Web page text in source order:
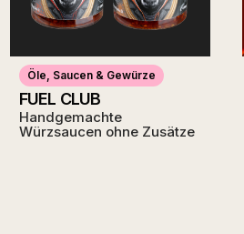
Öle, Saucen & Gewürze
FUEL CLUB
Handgemachte
Würzsaucen ohne Zusätze